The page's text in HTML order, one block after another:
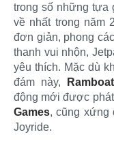
trong số những tựa
về nhất trong năm
đơn giản, phong
thanh vui nhộn,
yêu thích. Mặc dù
đám này,
Ramboat
động mới được
Games, cũng xứng
Joyride.